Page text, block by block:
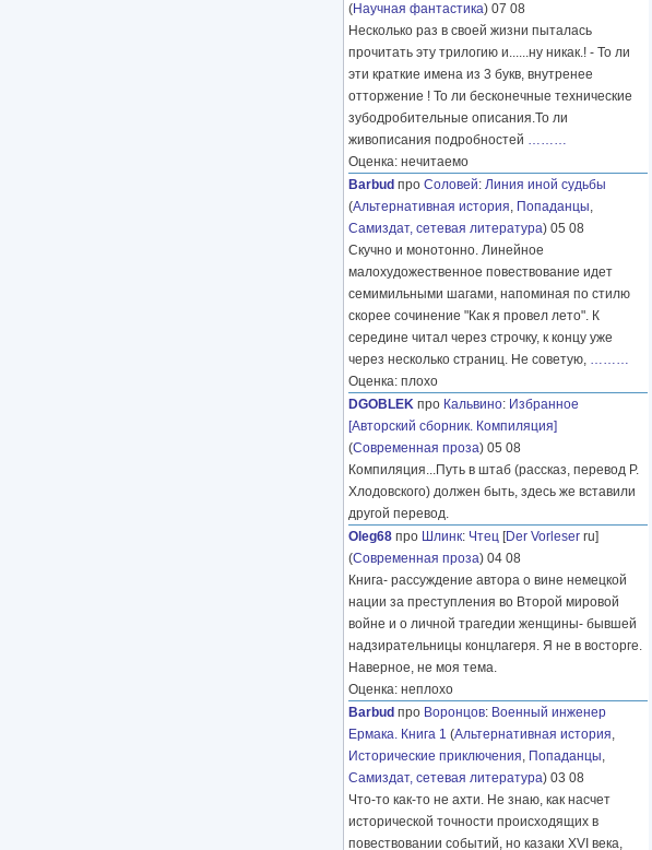
(Научная фантастика) 07 08
Несколько раз в своей жизни пыталась
прочитать эту трилогию и......ну никак.! - То ли
эти краткие имена из 3 букв, внутренее
отторжение ! То ли бесконечные технические
зубодробительные описания.То ли
живописания подробностей ………
Оценка: нечитаемо
Barbud про Соловей: Линия иной судьбы
(Альтернативная история, Попаданцы,
Самиздат, сетевая литература) 05 08
Скучно и монотонно. Линейное
малохудожественное повествование идет
семимильными шагами, напоминая по стилю
скорее сочинение "Как я провел лето". К
середине читал через строчку, к концу уже
через несколько страниц. Не советую, ………
Оценка: плохо
DGOBLEK про Кальвино: Избранное
[Авторский сборник. Компиляция]
(Современная проза) 05 08
Компиляция...Путь в штаб (рассказ, перевод Р.
Хлодовского) должен быть, здесь же вставили
другой перевод.
Oleg68 про Шлинк: Чтец [Der Vorleser ru]
(Современная проза) 04 08
Книга- рассуждение автора о вине немецкой
нации за преступления во Второй мировой
войне и о личной трагедии женщины- бывшей
надзирательницы концлагеря. Я не в восторге.
Наверное, не моя тема.
Оценка: неплохо
Barbud про Воронцов: Военный инженер
Ермака. Книга 1 (Альтернативная история,
Исторические приключения, Попаданцы,
Самиздат, сетевая литература) 03 08
Что-то как-то не ахти. Не знаю, как насчет
исторической точности происходящих в
повествовании событий, но казаки XVI века,